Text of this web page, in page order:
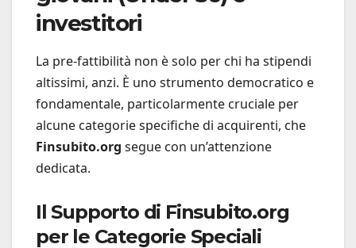
investitori
La pre-fattibilità non è solo per chi ha stipendi
altissimi, anzi. È uno strumento democratico e
fondamentale, particolarmente cruciale per
alcune categorie specifiche di acquirenti, che
Finsubito.org segue con un’attenzione
dedicata.
Il Supporto di Finsubito.org
per le Categorie Speciali